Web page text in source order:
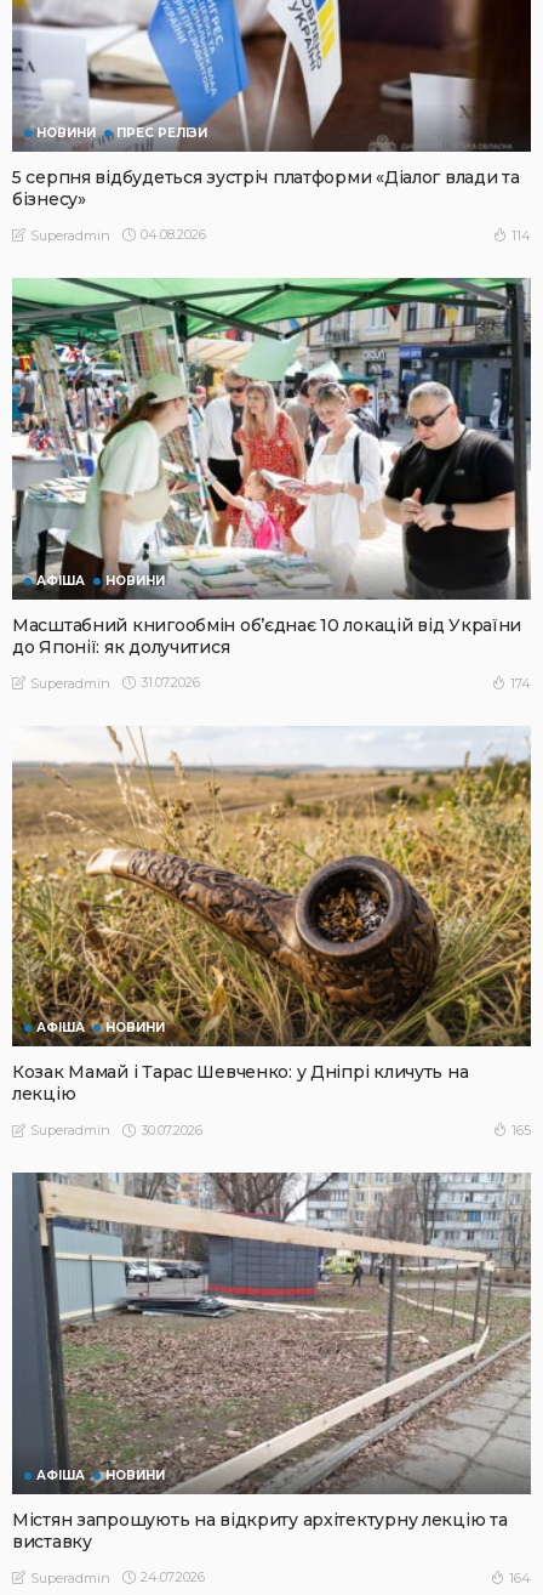
НОВИНИ ПРЕС РЕЛІЗИ
5 серпня відбудеться зустріч платформи «Діалог влади та
бізнесу»
Superadmin 04.08.2026 114
АФІША НОВИНИ
Масштабний книгообмін об’єднає 10 локацій від України
до Японії: як долучитися
Superadmin 31.07.2026 174
АФІША НОВИНИ
Козак Мамай і Тарас Шевченко: у Дніпрі кличуть на
лекцію
Superadmin 30.07.2026 165
АФІША НОВИНИ
Містян запрошують на відкриту архітектурну лекцію та
виставку
Superadmin 24.07.2026 164